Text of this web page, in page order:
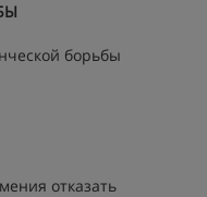
борьбы
отказать